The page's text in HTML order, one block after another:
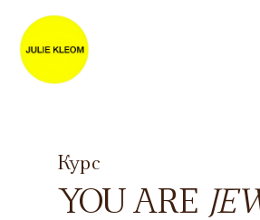
YOU ARE
Курс